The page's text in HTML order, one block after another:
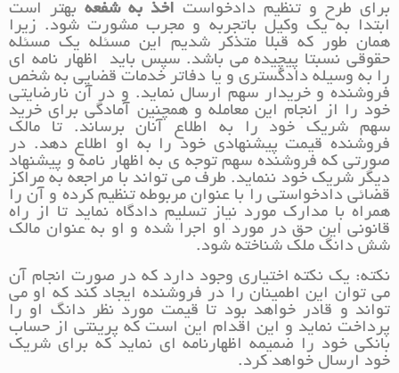
برای طرح و تنظیم دادخواست اخذ به شفعه بهتر است
ابتدا به یک وکیل باتجربه و مجرب مشورت شود. زیرا
همان طور که قبلا متذکر شدیم این مسئله یک مسئله
حقوقی نسبتا پیچیده می باشد. سپس باید اظهار نامه ای
را به وسیله دادگستری و یا دفاتر خدمات قضایی به شخص
فروشنده و خریدار سهم ارسال نماید. و در آن نارضایتی
خود را از انجام این معامله و همچنین آمادگی برای خرید
سهم شریک خود را به اطلاع آنان برساند. تا مالک
فروشنده قیمت پیشنهادی خود را به او اطلاع دهد. در
صورتی که فروشنده سهم توجه ی به اظهار نامه و پیشنهاد
دیگر شریک خود ننماید. طرف می تواند با مراجعه به مراکز
قضائی دادخواستی را با عنوان مربوطه تنظیم کرده و آن را
همراه با مدارک مورد نیاز تسلیم دادگاه نماید تا از راه
قانونی این حق در مورد او اجرا شده و او به عنوان مالک
شش دانگ ملک شناخته شود.
نکته: یک نکته اختیاری وجود دارد که در صورت انجام آن
می توان این اطمینان را در فروشنده ایجاد کند که او می
تواند و قادر خواهد بود تا قیمت مورد نظر دانگ او را
پرداخت نماید و این اقدام این است که پرینتی از حساب
بانکی خود را ضمیمه اظهارنامه ای نماید که برای شریک
خود ارسال خواهد کرد.